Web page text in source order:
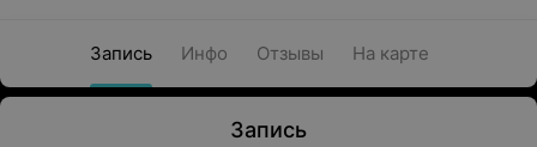
Запись Инфо Отзывы На карте
Запись